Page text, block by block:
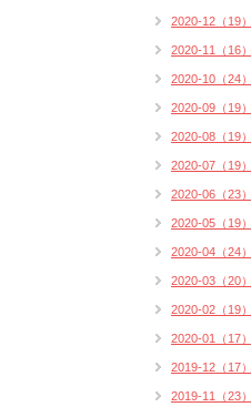
2020-12（19）
2020-11（16）
2020-10（24）
2020-09（19）
2020-08（19）
2020-07（19）
2020-06（23）
2020-05（19）
2020-04（24）
2020-03（20）
2020-02（19）
2020-01（17）
2019-12（17）
2019-11（23）